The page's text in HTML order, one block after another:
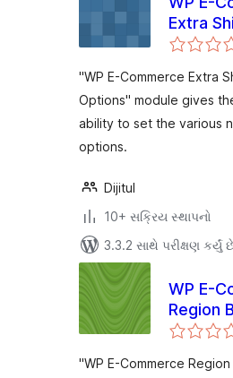
Extra
Options
"WP E-Commerce Extra
Options" module gives
ability to set the various
options.
Dijitul
10+ સક્રિય સ્થાપનો
3.3.2 સાથે પરીક્ષણ કર્યું
WP E-
Region
"WP E-Commerce